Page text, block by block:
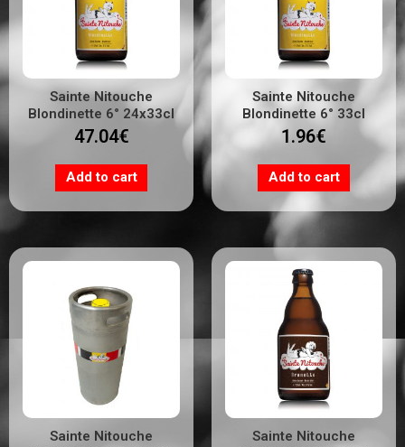
Sainte Nitouche
Blondinette 6° 24x33cl
47.04€
Add to cart
Sainte Nitouche
Blondinette 6° 33cl
1.96€
Add to cart
Sainte Nitouche
Sainte Nitouche